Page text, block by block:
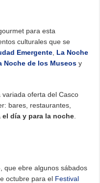
para esta
culturales que se
Emergente La Noche
Noche de los Museos y
oferta del Casco
bares, restaurantes,
el día y para la noche
, que ebre algunos sábados
octubre para el Festival